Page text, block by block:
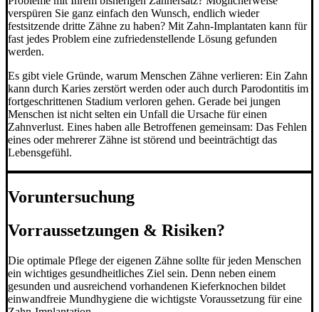
verspüren Sie ganz einfach den Wunsch, endlich wieder
festsitzende dritte Zähne zu haben? Mit Zahn-Implantaten kann für
fast jedes Problem eine zufriedenstellende Lösung gefunden
werden.
Es gibt viele Gründe, warum Menschen Zähne verlieren: Ein Zahn
kann durch Karies zerstört werden oder auch durch Parodontitis im
fortgeschrittenen Stadium verloren gehen. Gerade bei jungen
Menschen ist nicht selten ein Unfall die Ursache für einen
Zahnverlust. Eines haben alle Betroffenen gemeinsam: Das Fehlen
eines oder mehrerer Zähne ist störend und beeinträchtigt das
Lebensgefühl.
Voruntersuchung
Vorraussetzungen & Risiken?
Die optimale Pflege der eigenen Zähne sollte für jeden Menschen
ein wichtiges gesundheitliches Ziel sein. Denn neben einem
gesunden und ausreichend vorhandenen Kieferknochen bildet
einwandfreie Mundhygiene die wichtigste Voraussetzung für eine